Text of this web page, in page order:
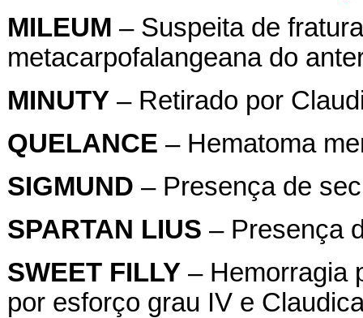
MILEUM – Suspeita de
metacarpofalangeana do
MINUTY– Retirado por
QUELANCE – Hematoma
SIGMUND – Presença de
SPARTAN LIUS – Presença
SWEET FILLY– Hemorragia
por esforço grau IV e